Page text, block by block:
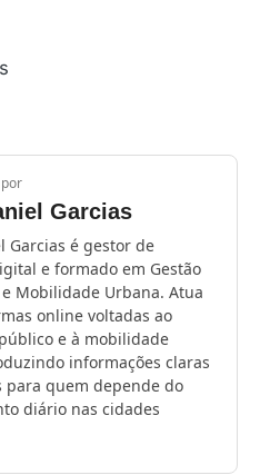
Garcias
Garcias é gestor de
e formado em Gestão
Mobilidade Urbana. Atua
online voltadas ao
e à mobilidade
informações claras
para quem depende do
diário nas cidades